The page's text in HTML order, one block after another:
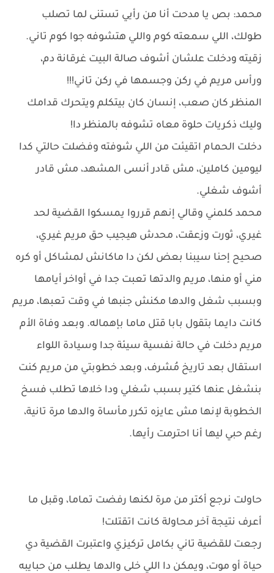
محمد: بص يا مدحت أنا من رأيي تستنى لما تصلب
طولك، اللي سمعته كوم واللي هتشوفه جوا كوم تاني.
زقيته ودخلت علشان أشوف صالة البيت غرقانة دم،
ورأس مريم في ركن وجسمها في ركن تاني!!!
المنظر كان صعب، إنسان كان بيتكلم ويتحرك قدامك
وليك ذكريات حلوة معاه تشوفه بالمنظر دا!
دخلت الحمام اتقيئت من اللي شوفته وفضلت حالتي كدا
ليومين كاملين، مش قادر أنسى المشهد، مش قادر
أشوف شغلي.
محمد كلمني وقالي إنهم قرروا يمسكوا القضية لحد
غيري، ثورت وزعقت، محدش هيجيب حق مريم غيري،
صحيح إحنا سيبنا بعض لكن دا ماكانش لمشاكل أو كره
مني أو منها، مريم والدتها تعبت جدا في أواخر أيامها
وبسبب شغل والدها مكنش جنبها في وقت تعبها، مريم
كانت دايما بتقول بابا قتل ماما بإهماله. وبعد وفاة الأم
مريم دخلت في حالة نفسية سيئة جدا وسيادة اللواء
استقال بعد تاريخ مُشرف، وبعد خطوبتي من مريم كنت
بنشغل عنها كتير بسبب شغلي ودا خلاها تطلب فسخ
الخطوبة لإنها مش عايزه تكرر مأساة والدها مرة تانية،
رغم حبي ليها أنا احترمت رأيها.
حاولت نرجع أكتر من مرة لكنها رفضت تماما، وقبل ما
أعرف نتيجة آخر محاولة كانت اتقتلت!
رجعت للقضية تاني بكامل تركيزي واعتبرت القضية دي
حياة أو موت، ويمكن دا اللي خلى والدها يطلب من حبايبه